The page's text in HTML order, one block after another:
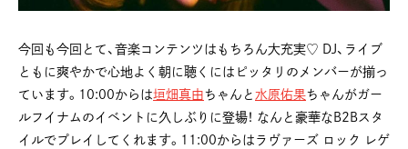
今回も今回とて、音楽コンテンツはもちろん大充実♡ DJ、ライブ
ともに爽やかで心地よく朝に聴くにはピッタリのメンバーが揃っ
ています。10:00からは垣畑真由ちゃんと 水原佑果ちゃんがガー
ルフイナムのイベントに久しぶりに登場！ なんと豪華なB2Bスタ
イルでプレイしてくれます。11:00からはラヴァーズ ロック レゲ